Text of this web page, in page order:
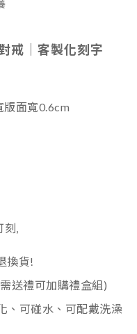
戒｜客製化刻字
版面寬0.6cm
刻,
換貨!
送禮可加購禮盒組)
、可碰水、可配戴洗澡